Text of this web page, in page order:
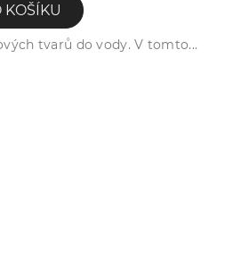
KOŠÍKU
tvarů do vody. V tomto...